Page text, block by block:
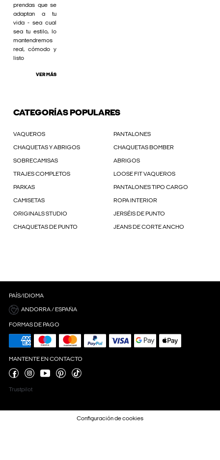
prendas que se
adaptan a tu
vida - sea cual
sea tu estilo, lo
mantendremos
real, cómodo y
listo
VER MÁS
CATEGORÍAS POPULARES
VAQUEROS PANTALONES
CHAQUETAS Y ABRIGOS CHAQUETAS BOMBER
SOBRECAMISAS ABRIGOS
TRAJES COMPLETOS LOOSE FIT VAQUEROS
PARKAS PANTALONES TIPO CARGO
CAMISETAS ROPA INTERIOR
ORIGINALS STUDIO JERSÉIS DE PUNTO
CHAQUETAS DE PUNTO JEANS DE CORTE ANCHO
PAÍS/IDIOMA
ANDORRA / ESPAÑA
FORMAS DE PAGO
MANTENTE EN CONTACTO
Trustpilot
Configuración de cookies